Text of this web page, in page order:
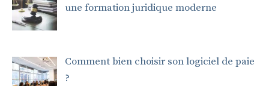
une formation juridique moderne
Comment bien choisir son logiciel de paie
?